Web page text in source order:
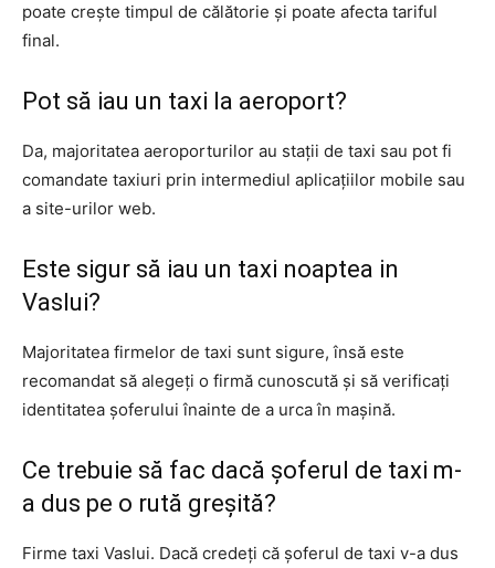
poate crește timpul de călătorie și poate afecta tariful
final.
Pot să iau un taxi la aeroport?
Da, majoritatea aeroporturilor au stații de taxi sau pot fi
comandate taxiuri prin intermediul aplicațiilor mobile sau
a site-urilor web.
Este sigur să iau un taxi noaptea in
Vaslui?
Majoritatea firmelor de taxi sunt sigure, însă este
recomandat să alegeți o firmă cunoscută și să verificați
identitatea șoferului înainte de a urca în mașină.
Ce trebuie să fac dacă șoferul de taxi m-
a dus pe o rută greșită?
Firme taxi Vaslui. Dacă credeți că șoferul de taxi v-a dus